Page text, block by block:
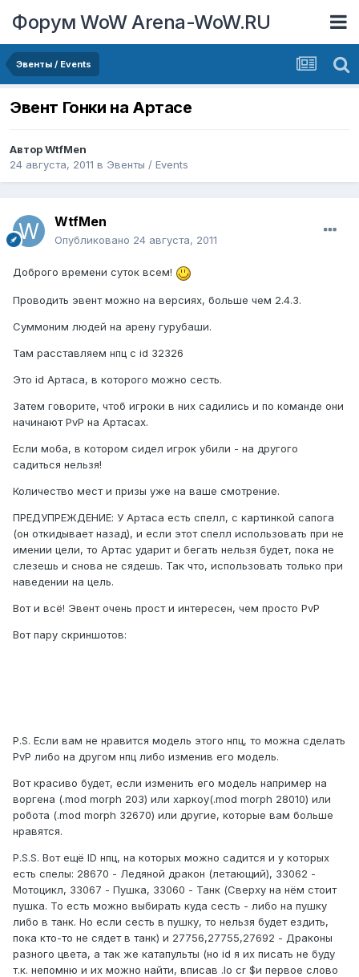
Форум WoW Arena-WoW.RU
Эвенты / Events
Эвент Гонки на Артасе
АвторWtfMen
24 августа, 2011 в Эвенты / Events
WtfMen
Опубликовано 24 августа, 2011
Доброго времени суток всем!
Проводить эвент можно на версиях, больше чем 2.4.3.
Суммоним людей на арену гурубаши.
Там расставляем нпц с id 32326
Это id Артаса, в которого можно сесть.
Затем говорите, чтоб игроки в них садились и по команде они
начинают PvP на Артасах.
Если моба, в котором сидел игрок убили - на другого
садиться нельзя!
Количество мест и призы уже на ваше смотрение.
ПРЕДУПРЕЖДЕНИЕ: У Артаса есть спелл, с картинкой сапога
(он откидывает назад), и если этот спелл использовать при не
имении цели, то Артас ударит и бегать нельзя будет, пока не
слезешь и снова не сядешь. Так что, использовать только при
наведении на цель.
Вот и всё! Эвент очень прост и интересен, чем просто PvP
Вот пару скриншотов:
P.S. Если вам не нравится модель этого нпц, то можна сделать
PvP либо на другом нпц либо изменив его модель.
Вот красиво будет, если изменить его модель например на
воргена (.mod morph 203) или харкоу(.mod morph 28010) или
робота (.mod morph 32670) или другие, которые вам больше
нравятся.
P.S.S. Вот ещё ID нпц, на которых можно садится и у которых
есть спелы: 28670 - Ледяной дракон (летающий), 33062 -
Мотоцикл, 33067 - Пушка, 33060 - Танк (Сверху на нём стоит
пушка. То есть можно выбирать куда сесть - либо на пушку
либо в танк. Но если сесть в пушку, то нельзя будет ездить,
пока кто-то не сядет в танк) и 27756,27755,27692 - Драконы
разного цвета, а так же катапульты (но id я их писать не буду
т.к. непомню и их можно найти, вписав .lo cr $и первое слово